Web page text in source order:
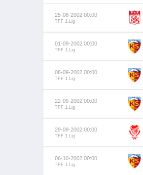
25-08-2002 00:00
TFF 1.Lig
01-09-2002 00:00
TFF 1.Lig
08-09-2002 00:00
TFF 1.Lig
22-09-2002 00:00
TFF 1.Lig
29-09-2002 00:00
TFF 1.Lig
06-10-2002 00:00
TFF 1.Lig